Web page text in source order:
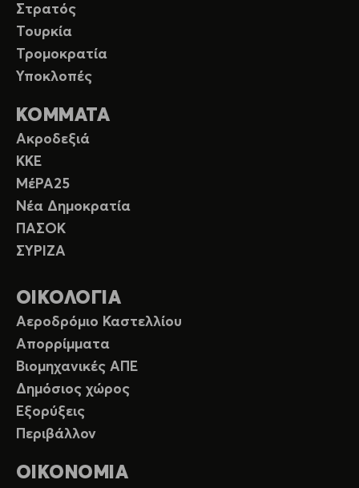
Στρατός
Τουρκία
Τρομοκρατία
Υποκλοπές
ΚΟΜΜΑΤΑ
Ακροδεξιά
ΚΚΕ
ΜέΡΑ25
Νέα Δημοκρατία
ΠΑΣΟΚ
ΣΥΡΙΖΑ
ΟΙΚΟΛΟΓΙΑ
Αεροδρόμιο Καστελλίου
Απορρίμματα
Βιομηχανικές ΑΠΕ
Δημόσιος χώρος
Εξορύξεις
Περιβάλλον
ΟΙΚΟΝΟΜΙΑ